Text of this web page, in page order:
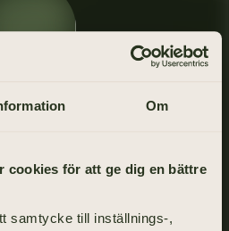
Om
cookies för att ge dig en bättre
samtycke till inställnings-,